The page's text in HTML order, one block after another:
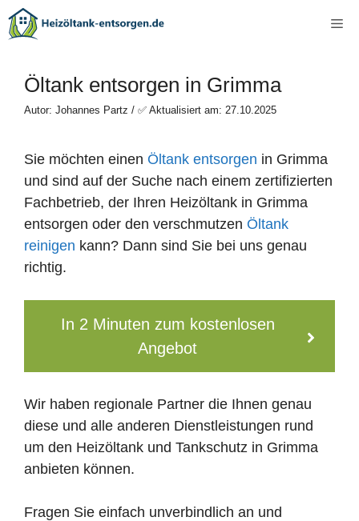
Zum
Inhalt
Öltank entsorgen in Grimma
Autor: Johannes Partz / ✅ Aktualisiert am: 27.10.2025
Sie möchten einen Öltank entsorgen in Grimma
und sind auf der Suche nach einem zertifizierten
Fachbetrieb, der Ihren Heizöltank in Grimma
entsorgen oder den verschmutzen Öltank
reinigen kann? Dann sind Sie bei uns genau
richtig.
In 2 Minuten zum kostenlosen
Angebot
Wir haben regionale Partner die Ihnen genau
diese und alle anderen Dienstleistungen rund
um den Heizöltank und Tankschutz in Grimma
anbieten können.
Fragen Sie einfach unverbindlich an und